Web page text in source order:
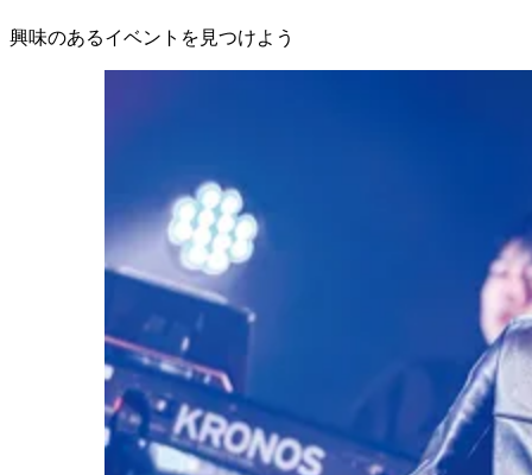
興味のあるイベントを見つけよう